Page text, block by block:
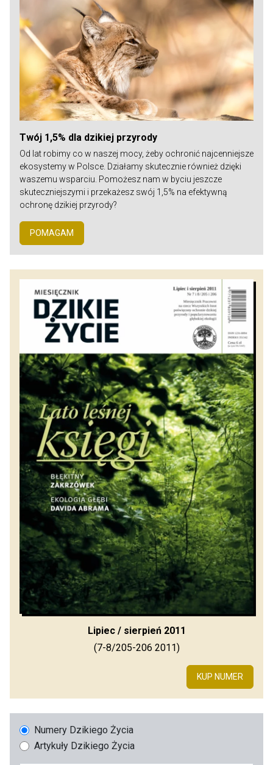
Twój 1,5% dla dzikiej przyrody
Od lat robimy co w naszej mocy, żeby ochronić najcenniejsze
ekosystemy w Polsce. Działamy skutecznie również dzięki
waszemu wsparciu. Pomożesz nam w byciu jeszcze
skuteczniejszymi i przekażesz swój 1,5% na efektywną
ochronę dzikiej przyrody?
POMAGAM
Lipiec / sierpień 2011
(7-8/205-206 2011)
KUP NUMER
Numery Dzikiego Życia
Artykuły Dzikiego Życia